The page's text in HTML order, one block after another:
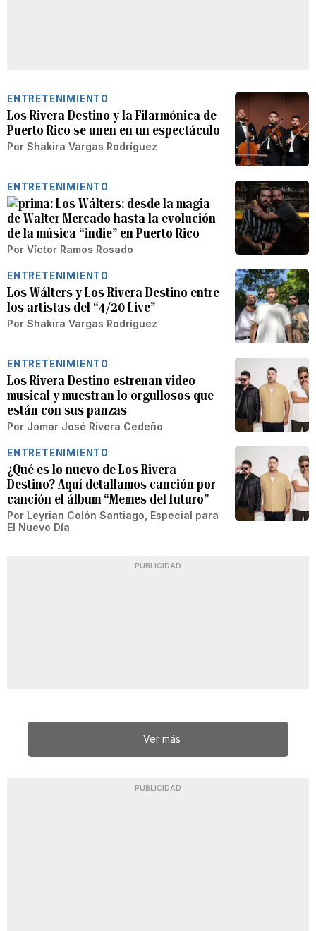
ENTRETENIMIENTO
Los Rivera Destino y la Filarmónica de
Puerto Rico se unen en un espectáculo
Por Shakira Vargas Rodríguez
ENTRETENIMIENTO
Los Wálters: desde la magia
de Walter Mercado hasta la evolución
de la música “indie” en Puerto Rico
Por Víctor Ramos Rosado
ENTRETENIMIENTO
Los Wálters y Los Rivera Destino entre
los artistas del “4/20 Live”
Por Shakira Vargas Rodríguez
ENTRETENIMIENTO
Los Rivera Destino estrenan video
musical y muestran lo orgullosos que
están con sus panzas
Por Jomar José Rivera Cedeño
ENTRETENIMIENTO
¿Qué es lo nuevo de Los Rivera
Destino? Aquí detallamos canción por
canción el álbum “Memes del futuro”
Por Leyrian Colón Santiago, Especial para
El Nuevo Día
PUBLICIDAD
Ver más
PUBLICIDAD